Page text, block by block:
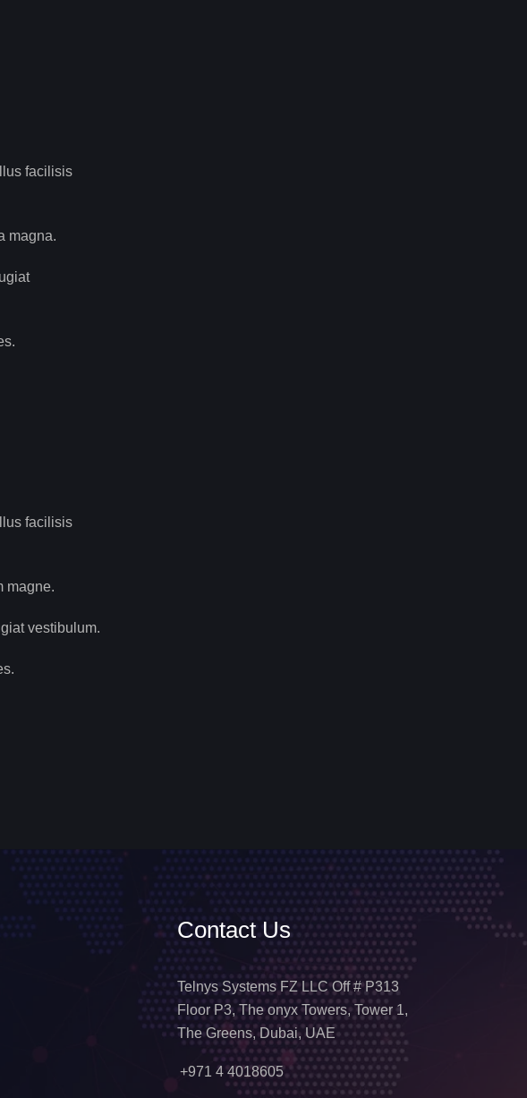
facilisis
magna.
facilisis
magne.
vestibulum.
Contact Us
Telnys Systems FZ LLC Off # P313
Floor P3, The onyx Towers, Tower 1,
The Greens, Dubai, UAE
+971 4 4018605